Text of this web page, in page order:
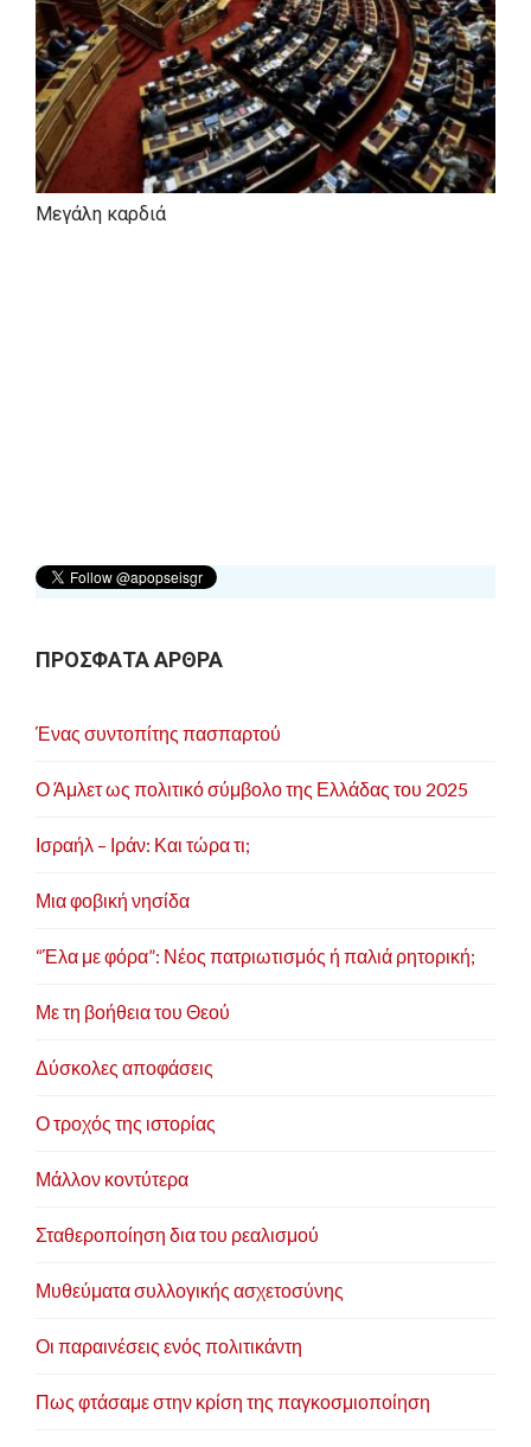
Μεγάλη καρδιά
ΠΡΟΣΦΑΤΑ ΑΡΘΡΑ
Ένας συντοπίτης πασπαρτού
Ο Άμλετ ως πολιτικό σύμβολο της Ελλάδας του 2025
Ισραήλ – Ιράν: Και τώρα τι;
Μια φοβική νησίδα
“Έλα με φόρα”: Νέος πατριωτισμός ή παλιά ρητορική;
Με τη βοήθεια του Θεού
Δύσκολες αποφάσεις
Ο τροχός της ιστορίας
Μάλλον κοντύτερα
Σταθεροποίηση δια του ρεαλισμού
Μυθεύματα συλλογικής ασχετοσύνης
Οι παραινέσεις ενός πολιτικάντη
Πως φτάσαμε στην κρίση της παγκοσμιοποίηση